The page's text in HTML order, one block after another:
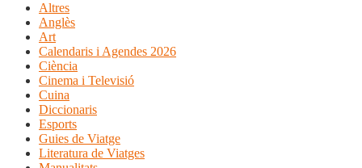
Altres
Anglès
Art
Calendaris i Agendes 2026
Ciència
Cinema i Televisió
Cuina
Diccionaris
Esports
Guies de Viatge
Literatura de Viatges